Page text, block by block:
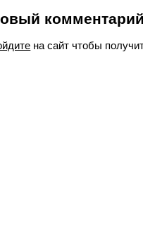
на сайт чтобы